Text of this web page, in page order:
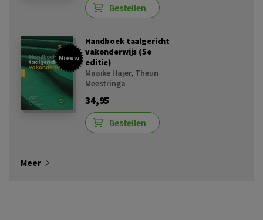
Bestellen
Nieuw
Handboek taalgericht
vakonderwijs (5e
editie)
Maaike Hajer, Theun
Meestringa
34,95
Bestellen
Meer